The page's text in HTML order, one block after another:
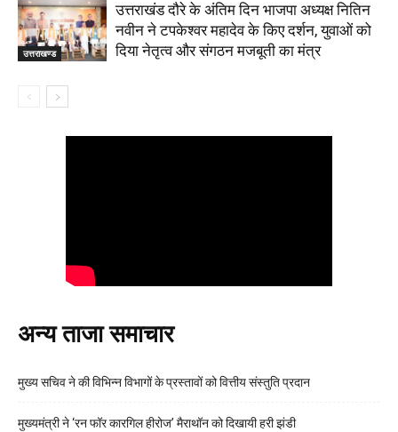
उत्तराखण्ड
उत्तराखंड दौरे के अंतिम दिन भाजपा अध्यक्ष नितिन
नवीन ने टपकेश्वर महादेव के किए दर्शन, युवाओं को
दिया नेतृत्व और संगठन मजबूती का मंत्र
अन्य ताजा समाचार
मुख्य सचिव ने की विभिन्न विभागों के प्रस्तावों को वित्तीय संस्तुति प्रदान
मुख्यमंत्री ने ‘रन फॉर कारगिल हीरोज’ मैराथॉन को दिखायी हरी झंडी